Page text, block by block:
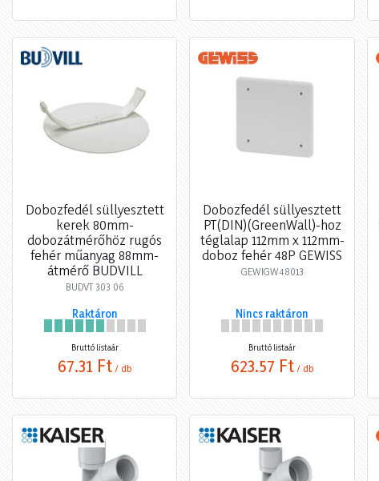
Dobozfedél süllyesztett
kerek 80mm-
dobozátmérőhöz rugós
fehér műanyag 88mm-
átmérő BUDVILL
BUDVT 303 06
Raktáron
Bruttó listaár
67,31 Ft / db
Dobozfedél süllyesztett
PT(DIN)(GreenWall)-hoz
téglalap 112mm x 112mm-
doboz fehér 48P GEWISS
GEWIGW48013
Nincs raktáron
Bruttó listaár
623,57 Ft / db